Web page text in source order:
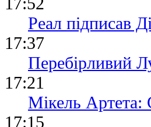
Реал підписав
17:37
Перебірливий
17:21
Мікель Артета:
17:15